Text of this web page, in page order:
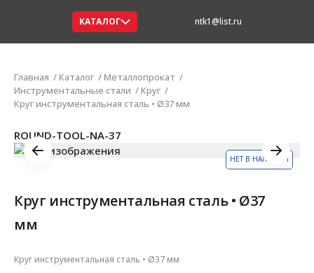
КАТАЛОГ ntk1@list.ru
Главная Каталог
Металлопрокат
Инструментальные стали
Круг
Круг инструментальная сталь • Ø37 мм
НЕТ В НАЛИЧИИ
ROUND-TOOL-NA-37
Круг инструментальная сталь • Ø37
мм
Круг инструментальная сталь • Ø37 мм